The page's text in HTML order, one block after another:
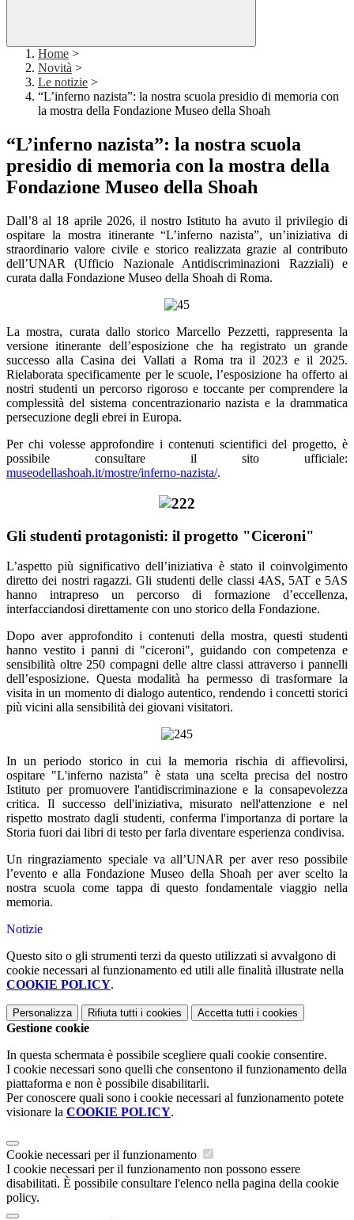
Home >
Novità >
Le notizie >
“L’inferno nazista”: la nostra scuola presidio di memoria con
la mostra della Fondazione Museo della Shoah
“L’inferno nazista”: la nostra scuola
presidio di memoria con la mostra della
Fondazione Museo della Shoah
Dall’8 al 18 aprile 2026, il nostro Istituto ha avuto il privilegio di
ospitare la mostra itinerante “L’inferno nazista”, un’iniziativa di
straordinario valore civile e storico realizzata grazie al contributo
dell’UNAR (Ufficio Nazionale Antidiscriminazioni Razziali) e
curata dalla Fondazione Museo della Shoah di Roma.
La mostra, curata dallo storico Marcello Pezzetti, rappresenta la
versione itinerante dell’esposizione che ha registrato un grande
successo alla Casina dei Vallati a Roma tra il 2023 e il 2025.
Rielaborata specificamente per le scuole, l’esposizione ha offerto ai
nostri studenti un percorso rigoroso e toccante per comprendere la
complessità del sistema concentrazionario nazista e la drammatica
persecuzione degli ebrei in Europa.
Per chi volesse approfondire i contenuti scientifici del progetto, è
possibile consultare il sito ufficiale:
museodellashoah.it/mostre/inferno-nazista/.
Gli studenti protagonisti: il progetto "Ciceroni"
L’aspetto più significativo dell’iniziativa è stato il coinvolgimento
diretto dei nostri ragazzi. Gli studenti delle classi 4AS, 5AT e 5AS
hanno intrapreso un percorso di formazione d’eccellenza,
interfacciandosi direttamente con uno storico della Fondazione.
Dopo aver approfondito i contenuti della mostra, questi studenti
hanno vestito i panni di "ciceroni", guidando con competenza e
sensibilità oltre 250 compagni delle altre classi attraverso i pannelli
dell’esposizione. Questa modalità ha permesso di trasformare la
visita in un momento di dialogo autentico, rendendo i concetti storici
più vicini alla sensibilità dei giovani visitatori.
In un periodo storico in cui la memoria rischia di affievolirsi,
ospitare "L'inferno nazista" è stata una scelta precisa del nostro
Istituto per promuovere l'antidiscriminazione e la consapevolezza
critica. Il successo dell'iniziativa, misurato nell'attenzione e nel
rispetto mostrato dagli studenti, conferma l'importanza di portare la
Storia fuori dai libri di testo per farla diventare esperienza condivisa.
Un ringraziamento speciale va all’UNAR per aver reso possibile
l’evento e alla Fondazione Museo della Shoah per aver scelto la
nostra scuola come tappa di questo fondamentale viaggio nella
memoria.
Notizie
Questo sito o gli strumenti terzi da questo utilizzati si avvalgono di
cookie necessari al funzionamento ed utili alle finalità illustrate nella
COOKIE POLICY.
Personalizza Rifiuta tutti i cookies Accetta tutti i cookies
Gestione cookie
In questa schermata è possibile scegliere quali cookie consentire.
I cookie necessari sono quelli che consentono il funzionamento della
piattaforma e non è possibile disabilitarli.
Per conoscere quali sono i cookie necessari al funzionamento potete
visionare la COOKIE POLICY.
Cookie necessari per il funzionamento
I cookie necessari per il funzionamento non possono essere
disabilitati. È possibile consultare l'elenco nella pagina della cookie
policy.